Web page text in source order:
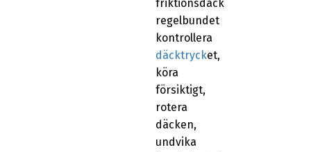
friktionsdäck
regelbundet
kontrollera
däcktrycket,
köra
försiktigt,
rotera
däcken,
undvika